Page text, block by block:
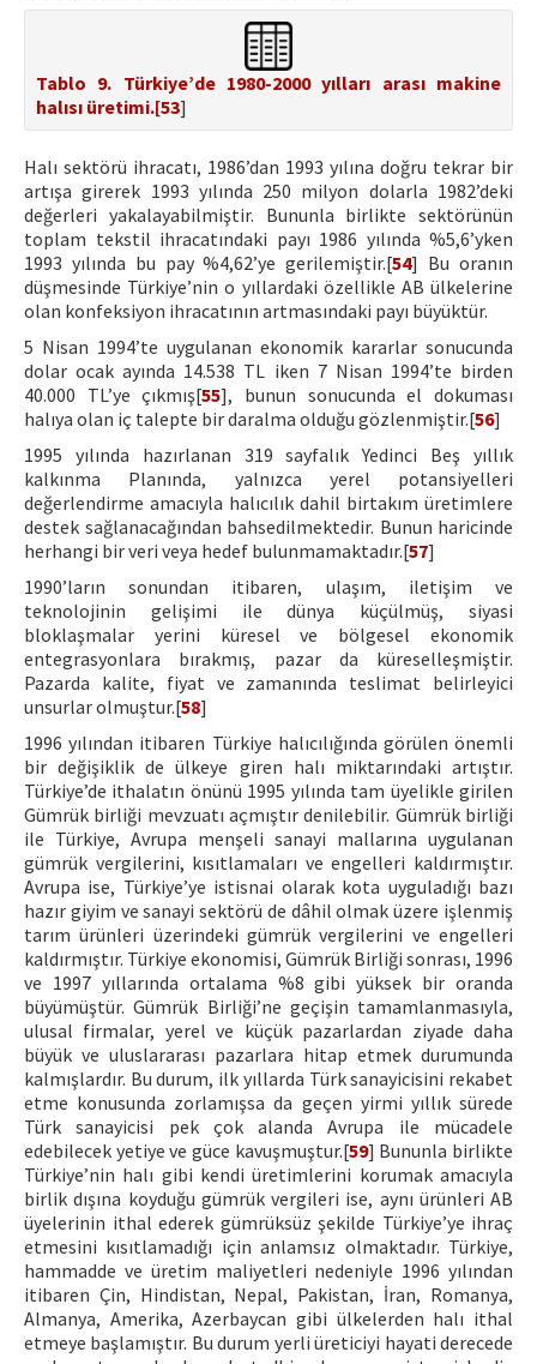
Tablo 9. Türkiye’de 1980-2000 yılları arası makine
halısı üretimi.[53]
Halı sektörü ihracatı, 1986’dan 1993 yılına doğru tekrar bir
artışa girerek 1993 yılında 250 milyon dolarla 1982’deki
değerleri yakalayabilmiştir. Bununla birlikte sektörünün
toplam tekstil ihracatındaki payı 1986 yılında %5,6’yken
1993 yılında bu pay %4,62’ye gerilemiştir.[54] Bu oranın
düşmesinde Türkiye’nin o yıllardaki özellikle AB ülkelerine
olan konfeksiyon ihracatının artmasındaki payı büyüktür.
5 Nisan 1994’te uygulanan ekonomik kararlar sonucunda
dolar ocak ayında 14.538 TL iken 7 Nisan 1994’te birden
40.000 TL’ye çıkmış[55], bunun sonucunda el dokuması
halıya olan iç talepte bir daralma olduğu gözlenmiştir.[56]
1995 yılında hazırlanan 319 sayfalık Yedinci Beş yıllık
kalkınma Planında, yalnızca yerel potansiyelleri
değerlendirme amacıyla halıcılık dahil birtakım üretimlere
destek sağlanacağından bahsedilmektedir. Bunun haricinde
herhangi bir veri veya hedef bulunmamaktadır.[57]
1990’ların sonundan itibaren, ulaşım, iletişim ve
teknolojinin gelişimi ile dünya küçülmüş, siyasi
bloklaşmalar yerini küresel ve bölgesel ekonomik
entegrasyonlara bırakmış, pazar da küreselleşmiştir.
Pazarda kalite, fiyat ve zamanında teslimat belirleyici
unsurlar olmuştur.[58]
1996 yılından itibaren Türkiye halıcılığında görülen önemli
bir değişiklik de ülkeye giren halı miktarındaki artıştır.
Türkiye’de ithalatın önünü 1995 yılında tam üyelikle girilen
Gümrük birliği mevzuatı açmıştır denilebilir. Gümrük birliği
ile Türkiye, Avrupa menşeli sanayi mallarına uygulanan
gümrük vergilerini, kısıtlamaları ve engelleri kaldırmıştır.
Avrupa ise, Türkiye’ye istisnai olarak kota uyguladığı bazı
hazır giyim ve sanayi sektörü de dâhil olmak üzere işlenmiş
tarım ürünleri üzerindeki gümrük vergilerini ve engelleri
kaldırmıştır. Türkiye ekonomisi, Gümrük Birliği sonrası, 1996
ve 1997 yıllarında ortalama %8 gibi yüksek bir oranda
büyümüştür. Gümrük Birliği’ne geçişin tamamlanmasıyla,
ulusal firmalar, yerel ve küçük pazarlardan ziyade daha
büyük ve uluslararası pazarlara hitap etmek durumunda
kalmışlardır. Bu durum, ilk yıllarda Türk sanayicisini rekabet
etme konusunda zorlamışsa da geçen yirmi yıllık sürede
Türk sanayicisi pek çok alanda Avrupa ile mücadele
edebilecek yetiye ve güce kavuşmuştur.[59] Bununla birlikte
Türkiye’nin halı gibi kendi üretimlerini korumak amacıyla
birlik dışına koyduğu gümrük vergileri ise, aynı ürünleri AB
üyelerinin ithal ederek gümrüksüz şekilde Türkiye’ye ihraç
etmesini kısıtlamadığı için anlamsız olmaktadır. Türkiye,
hammadde ve üretim maliyetleri nedeniyle 1996 yılından
itibaren Çin, Hindistan, Nepal, Pakistan, İran, Romanya,
Almanya, Amerika, Azerbaycan gibi ülkelerden halı ithal
etmeye başlamıştır. Bu durum yerli üreticiyi hayati derecede